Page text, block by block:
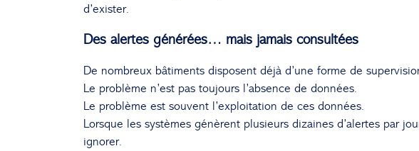
d’exister.
Des alertes générées… mais jamais consultées
De nombreux bâtiments disposent déjà d’une forme de
Le problème n’est pas toujours l’absence de données.
Le problème est souvent l’exploitation de ces données.
Lorsque les systèmes génèrent plusieurs dizaines d’alertes par
ignorer.